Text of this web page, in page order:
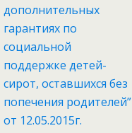
дополнительных
гарантиях по
социальной
поддержке детей-
сирот, оставшихся без
попечения родителей”
от 12.05.2015г.